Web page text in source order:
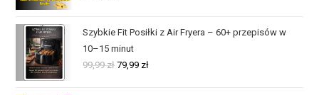
Szybkie Fit Posiłki z Air Fryera – 60+ przepisów w
10–15 minut
99,99zł 79,99 zł